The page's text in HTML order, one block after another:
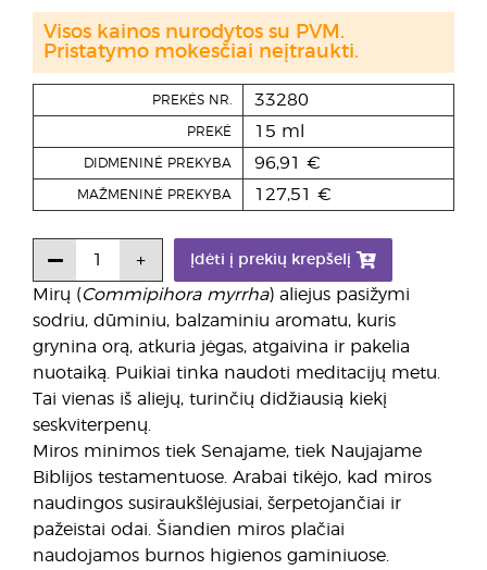
Mirų (Commipihora myrrha) aliejus pasižymi
sodriu, dūminiu, balzaminiu aromatu, kuris
grynina orą, atkuria jėgas, atgaivina ir pakelia
nuotaiką. Puikiai tinka naudoti meditacijų metu.
Tai vienas iš aliejų, turinčių didžiausią kiekį
seskviterpenų.
Miros minimos tiek Senajame, tiek Naujajame
Biblijos testamentuose. Arabai tikėjo, kad miros
naudingos susiraukšlėjusiai, šerpetojančiai ir
pažeistai odai. Šiandien miros plačiai
naudojamos burnos higienos gaminiuose.
PREKĖS NR. 33280
PREKĖ 15 ml
DIDMENINĖ PREKYBA 96,91 €
MAŽMENINĖ PREKYBA 127,51 €
Įdėti į prekių krepšelį
Visos kainos nurodytos su PVM.
Pristatymo mokesčiai neįtraukti.